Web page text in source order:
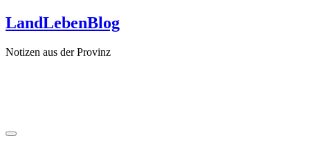
Zum
Inhalt
LandLebenBlog
Notizen aus der Provinz